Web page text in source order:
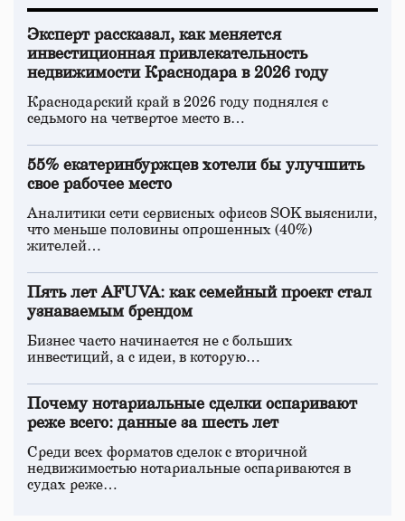
Эксперт рассказал, как меняется
инвестиционная привлекательность
недвижимости Краснодара в 2026 году
Краснодарский край в 2026 году поднялся с
седьмого на четвертое место в…
55% екатеринбуржцев хотели бы улучшить
свое рабочее место
Аналитики сети сервисных офисов SOK выяснили,
что меньше половины опрошенных (40%)
жителей…
Пять лет AFUVA: как семейный проект стал
узнаваемым брендом
Бизнес часто начинается не с больших
инвестиций, а с идеи, в которую…
Почему нотариальные сделки оспаривают
реже всего: данные за шесть лет
Среди всех форматов сделок с вторичной
недвижимостью нотариальные оспариваются в
судах реже…